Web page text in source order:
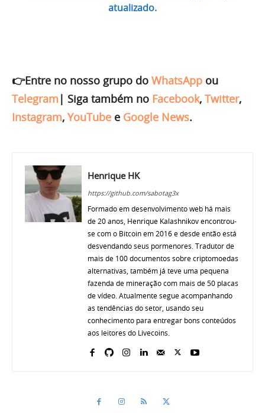
atualizado.
👉Entre no nosso grupo do WhatsApp ou
Telegram | Siga também no Facebook, Twitter,
Instagram, YouTube e Google News.
Henrique HK
https://github.com/sabotag3x
Formado em desenvolvimento web há mais
de 20 anos, Henrique Kalashnikov encontrou-
se com o Bitcoin em 2016 e desde então está
desvendando seus pormenores. Tradutor de
mais de 100 documentos sobre criptomoedas
alternativas, também já teve uma pequena
fazenda de mineração com mais de 50 placas
de vídeo. Atualmente segue acompanhando
as tendências do setor, usando seu
conhecimento para entregar bons conteúdos
aos leitores do Livecoins.